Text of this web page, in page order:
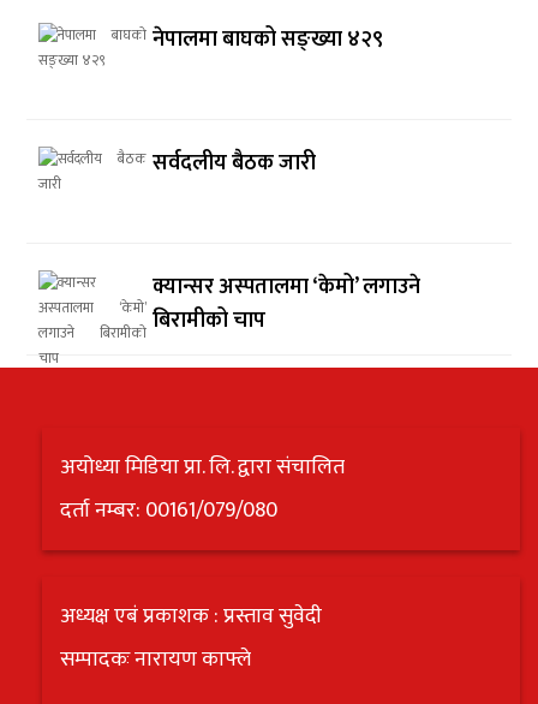
नेपालमा बाघको सङ्ख्या ४२९
सर्वदलीय बैठक जारी
क्यान्सर अस्पतालमा ‘केमो’ लगाउने
बिरामीको चाप
अयोध्या मिडिया प्रा. लि. द्वारा संचालित
दर्ता नम्बर: 00161/079/080
अध्यक्ष एबं प्रकाशक : प्रस्ताव सुवेदी
सम्पादकः नारायण काफ्ले